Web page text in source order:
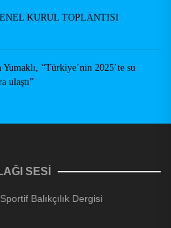
KURUL TOPLANTISI
“Türkiye’nin 2025’te su
ulaştı”
SESİ
Balıkçılık Dergisi